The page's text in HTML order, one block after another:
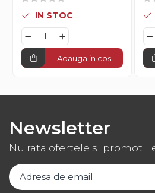
IN STOC
Adauga in cos
Newsletter
Nu rata ofertele si